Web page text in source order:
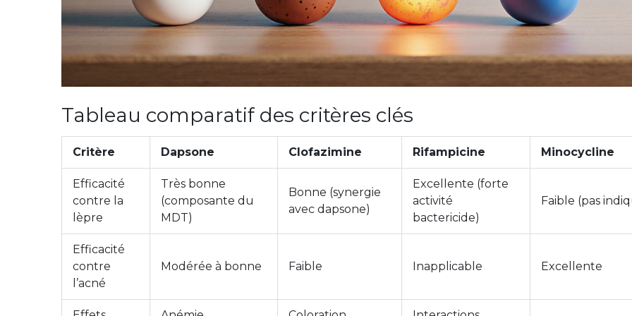
Tableau comparatif des critères clés
Critère Dapsone Clofazimine Rifampicine Minocycline
Efficacité
contre la
lèpre
Très bonne
(composante du
MDT)
Bonne (synergie
avec dapsone)
Excellente (forte
activité
bactericide)
Faible (pas
Efficacité
contre
l’acné
Modérée à bonne Faible Inapplicable Excellente